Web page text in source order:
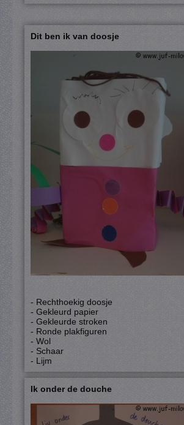
Dit ben ik van doosje
- Rechthoekig doosje
- Gekleurd papier
- Gekleurde stroken
- Ronde plakfiguren
- Wol
- Schaar
- Lijm
Ik onder de douche